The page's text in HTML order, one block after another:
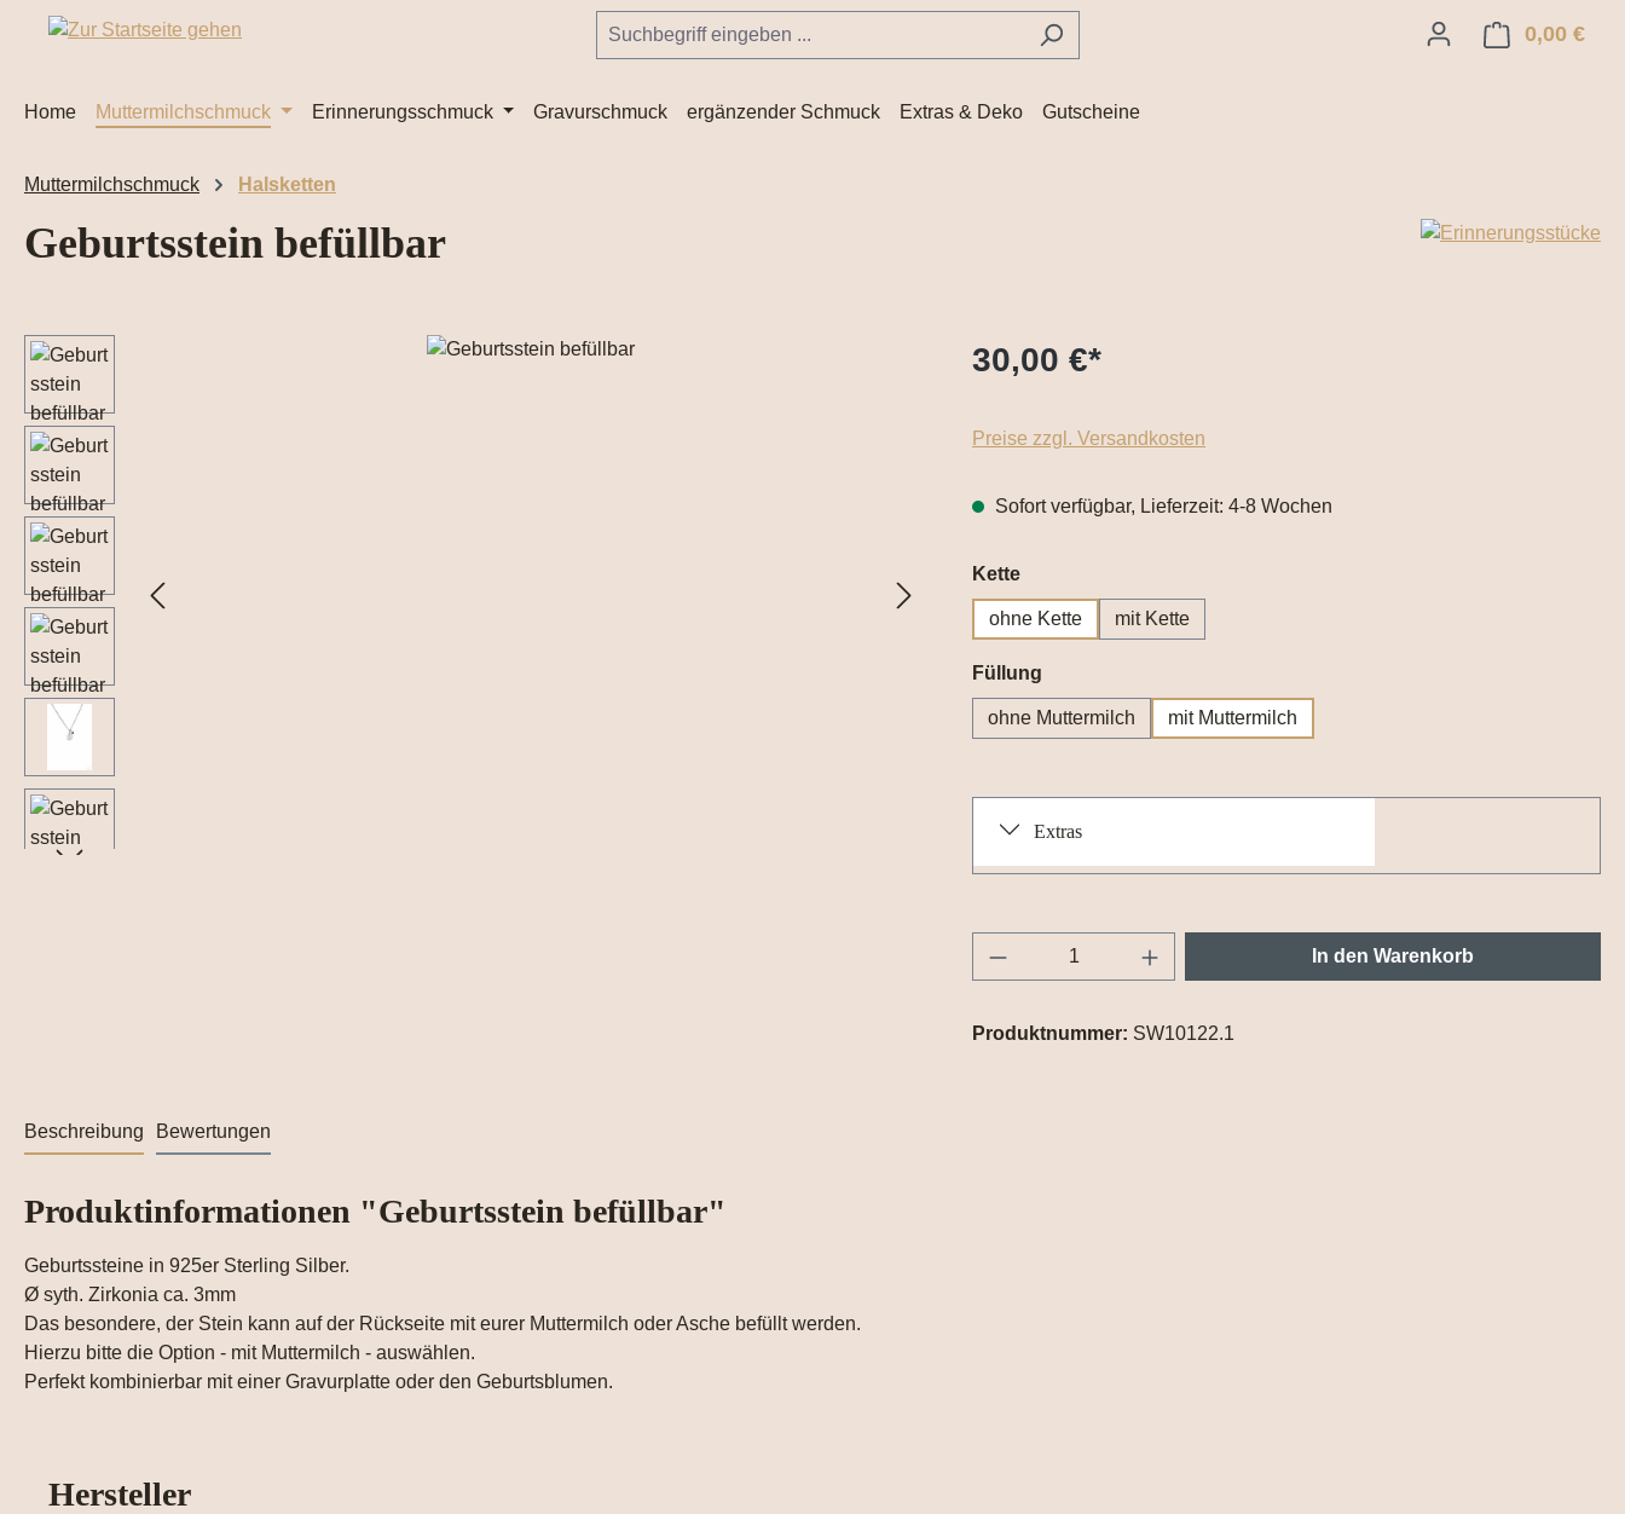
Hauptinhalt springen
Zur Suche springen
Zur Hauptnavigation springen 0,00 €
Home Muttermilchschmuck Erinnerungsschmuck Gravurschmuck ergänzender Schmuck Extras & Deko Gutscheine
Muttermilchschmuck Halsketten
Geburtsstein befüllbar
Bildergalerie überspringen 30,00 €*
Preise zzgl. Versandkosten
Sofort verfügbar, Lieferzeit: 4-8 Wochen
Ketteauswählen
ohne Kette mit Kette
Füllung
ohne Muttermilch mit Muttermilch
Extras
Produkt Anzahl: Gib den gewünschten Wert ein
In den Warenkorb
Produktnummer: SW10122.1
Beschreibung Bewertungen
Produktinformationen "Geburtsstein befüllbar"
Geburtssteine in 925er Sterling Silber.
Ø syth. Zirkonia ca. 3mm
Das besondere, der Stein kann auf der Rückseite mit eurer Muttermilch oder Asche befüllt werden.
Hierzu bitte die Option - mit Muttermilch - auswählen.
Perfekt kombinierbar mit einer Gravurplatte oder den Geburtsblumen.
Hersteller